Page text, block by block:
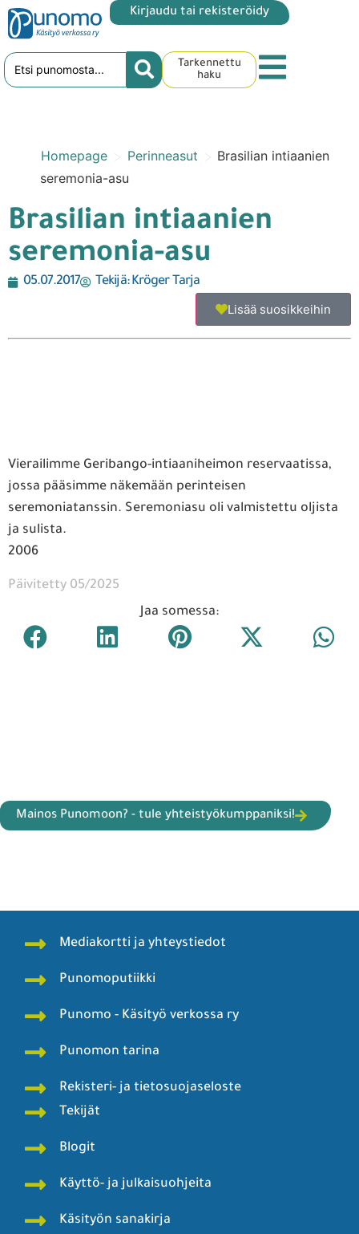
Kirjaudu tai rekisteröidy
Tarkennettu
haku
Homepage > Perinneasut > Brasilian intiaanien
seremonia-asu
Brasilian intiaanien
seremonia-asu
05.07.2017 Tekijä:Kröger Tarja
Lisää suosikkeihin
Vierailimme Geribango-intiaaniheimon reservaatissa,
jossa pääsimme näkemään perinteisen
seremoniatanssin. Seremoniasu oli valmistettu oljista
ja sulista.
2006
Päivitetty 05/2025
Jaa somessa:
Mainos Punomoon? - tule yhteistyökumppaniksi!
Mediakortti ja yhteystiedot
Punomoputiikki
Punomo - Käsityö verkossa ry
Punomon tarina
Rekisteri- ja tietosuojaseloste
Tekijät
Blogit
Käyttö- ja julkaisuohjeita
Käsityön sanakirja